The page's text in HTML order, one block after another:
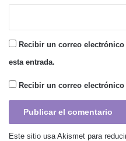
Recibir un correo
esta entrada.
Recibir un correo electrónico
Este sitio usa Akismet para